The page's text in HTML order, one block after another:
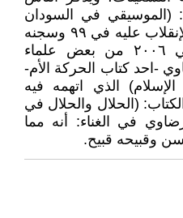
(الموسيقي في السودان
تابت الي الله) ويذكر الناس الإنقلاب عليه في ٩٩ وسجنه
ومحاولة محاكمته بالردة في ٢٠٠٦ من بعض علماء
-احد كتاب الحركة الأم-
الذي اتهمه فيه
(الحلال والحلال في
في الغناء: أنه مما
وقبيحه قبيح.